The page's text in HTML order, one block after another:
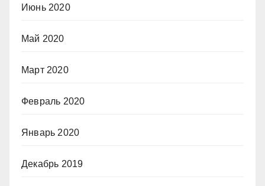
Июнь 2020
Май 2020
Март 2020
Февраль 2020
Январь 2020
Декабрь 2019